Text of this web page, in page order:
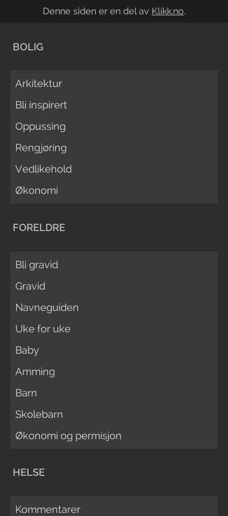
Denne siden er en del av Klikk.no.
BOLIG
Arkitektur
Bli inspirert
Oppussing
Rengjøring
Vedlikehold
Økonomi
FORELDRE
Bli gravid
Gravid
Navneguiden
Uke for uke
Baby
Amming
Barn
Skolebarn
Økonomi og permisjon
HELSE
Kommentarer